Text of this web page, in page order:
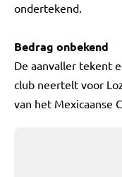
ondertekend.
Bedrag onbekend
De aanvaller tekent
club neertelt voor
van het Mexicaanse